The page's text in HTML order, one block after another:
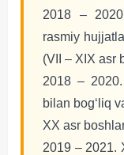
2018 ‒
rasmiy
(VII ‒ XIX asr
2018 ‒
bilan bogʻliq
XX asr
2019 ‒ 2021.